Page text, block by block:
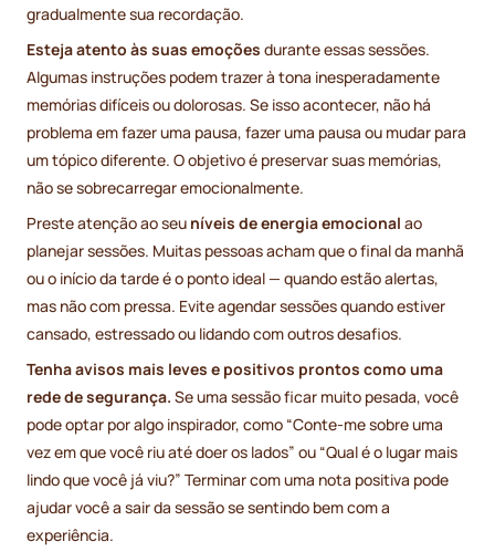
gradualmente sua recordação.
Esteja atento às suas emoções durante essas sessões.
Algumas instruções podem trazer à tona inesperadamente
memórias difíceis ou dolorosas. Se isso acontecer, não há
problema em fazer uma pausa, fazer uma pausa ou mudar para
um tópico diferente. O objetivo é preservar suas memórias,
não se sobrecarregar emocionalmente.
Preste atenção ao seu níveis de energia emocional ao
planejar sessões. Muitas pessoas acham que o final da manhã
ou o início da tarde é o ponto ideal — quando estão alertas,
mas não com pressa. Evite agendar sessões quando estiver
cansado, estressado ou lidando com outros desafios.
Tenha avisos mais leves e positivos prontos como uma
rede de segurança. Se uma sessão ficar muito pesada, você
pode optar por algo inspirador, como “Conte-me sobre uma
vez em que você riu até doer os lados” ou “Qual é o lugar mais
lindo que você já viu?” Terminar com uma nota positiva pode
ajudar você a sair da sessão se sentindo bem com a
experiência.